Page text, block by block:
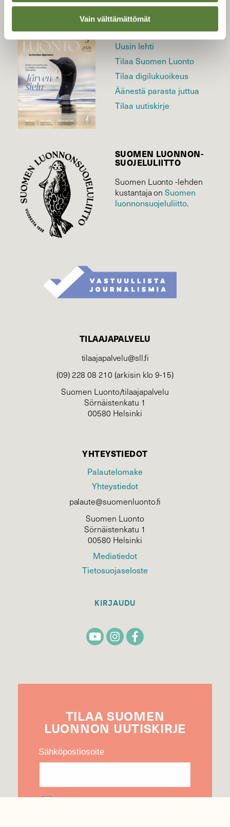
Vain välttämättömät
Uusin lehti
Tilaa Suomen Luonto
Tilaa digilukuoikeus
Äänestä parasta juttua
Tilaa uutiskirje
SUOMEN LUONNON­
SUOJELU­LIITTO
Suomen Luonto -lehden
kustantaja onSuomen
luonnonsuojelu­liitto.
TILAAJAPALVELU
tilaajapalvelu@sll.fi
(09) 228 08 210 (arkisin klo 9-15)
Suomen Luonto/tilaajapalvelu
Sörnäistenkatu 1
00580 Helsinki
YHTEYSTIEDOT
Palautelomake
Yhteystiedot
palaute@suomenluonto.fi
Suomen Luonto
Sörnäistenkatu 1
00580 Helsinki
Mediatiedot
Tietosuojaseloste
KIRJAUDU
TILAA SUOMEN
LUONNON UUTIS­KIRJE
Sähköpostiosoite